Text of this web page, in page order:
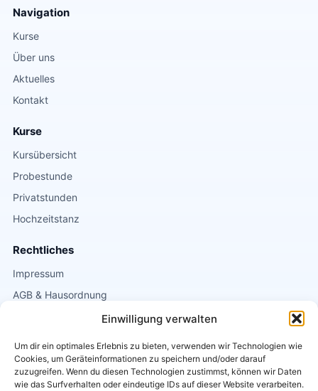
Einwilligung verwalten
Um dir ein optimales Erlebnis zu bieten, verwenden wir Technologien wie
Cookies, um Geräteinformationen zu speichern und/oder darauf
zuzugreifen. Wenn du diesen Technologien zustimmst, können wir Daten
wie das Surfverhalten oder eindeutige IDs auf dieser Website verarbeiten.
Navigation
Kurse
Über uns
Aktuelles
Kontakt
Kurse
Kursübersicht
Probestunde
Privatstunden
Hochzeitstanz
Rechtliches
Impressum
AGB & Hausordnung
Kontakt
Griesgasse 1
8020 Graz